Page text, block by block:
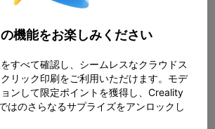
機能をお楽しみください
すべて確認し、シームレスなクラウドス
リック印刷をご利用いただけます。モデ
ンして限定ポイントを獲得し、Creality
はのさらなるサプライズをアンロックし